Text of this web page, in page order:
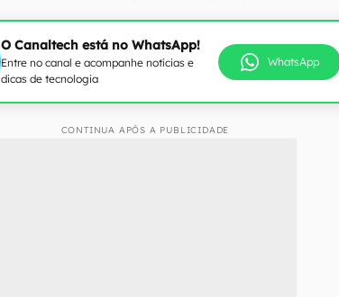
O Canaltech está no WhatsApp!
Entre no canal e acompanhe notícias e
dicas de tecnologia
WhatsApp
CONTINUA APÓS A PUBLICIDADE